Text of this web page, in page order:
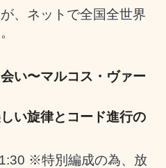
、ネットで全国全世界
い〜マルコス・ヴァー
い旋律とコード進行の
※特別編成の為、放